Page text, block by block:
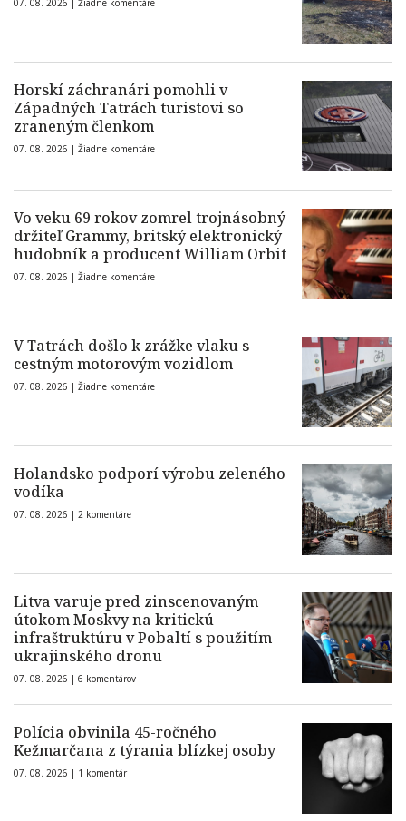
07. 08. 2026 | Žiadne komentáre
Horskí záchranári pomohli v
Západných Tatrách turistovi so
zraneným členkom
07. 08. 2026 | Žiadne komentáre
Vo veku 69 rokov zomrel trojnásobný
držiteľ Grammy, britský elektronický
hudobník a producent William Orbit
07. 08. 2026 | Žiadne komentáre
V Tatrách došlo k zrážke vlaku s
cestným motorovým vozidlom
07. 08. 2026 | Žiadne komentáre
Holandsko podporí výrobu zeleného
vodíka
07. 08. 2026 | 2 komentáre
Litva varuje pred zinscenovaným
útokom Moskvy na kritickú
infraštruktúru v Pobaltí s použitím
ukrajinského dronu
07. 08. 2026 | 6 komentárov
Polícia obvinila 45-ročného
Kežmarčana z týrania blízkej osoby
07. 08. 2026 | 1 komentár